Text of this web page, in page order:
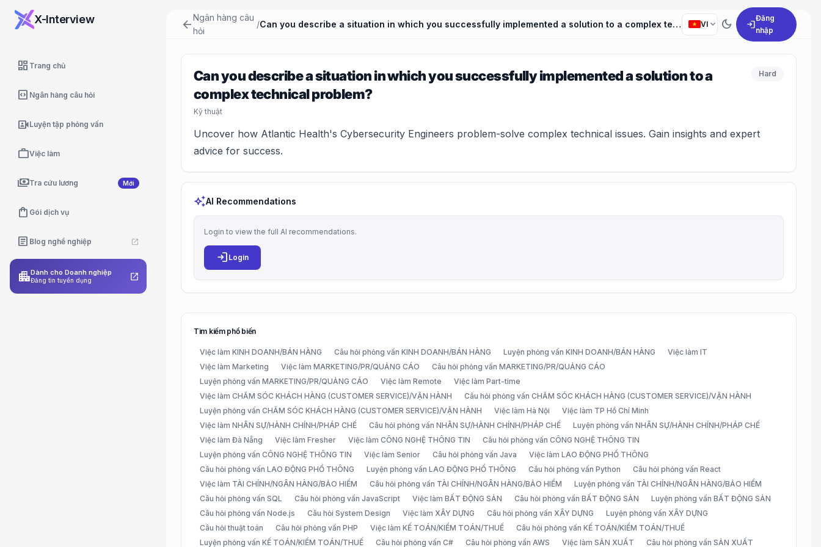
X-Interview
dashboard Trang chủ
code_blocks Ngân hàng câu hỏi
video_camera_frontLuyện tập phỏng vấn
workViệc làm
paymentsTra cứu lương Mới
shopping_bag Gói dịch vụ
article Blog nghề nghiệp open_in_new
apartmentDành cho Doanh nghiệp
Đăng tin tuyển dụng open_in_new
arrow_backNgân hàng câu
hỏi
/ Can you describe a situation in which you successfully implemented a solution to a complex technical problem? VI expand_more dark_mode login
Đăng
nhập
Can you describe a situation in which you successfully implemented a solution to a
complex technical problem?
Kỹ thuật
Hard
Uncover how Atlantic Health's Cybersecurity Engineers problem-solve complex technical issues. Gain insights and expert
advice for success.
auto_awesomeAI Recommendations
Login to view the full AI recommendations.
login Login
Tìm kiếm phổ biến
Việc làm KINH DOANH/BÁN HÀNG Câu hỏi phỏng vấn KINH DOANH/BÁN HÀNG Luyện phỏng vấn KINH DOANH/BÁN HÀNG
Việc làm IT
Việc làm Marketing
Việc làm MARKETING/PR/QUẢNG CÁO
Câu hỏi phỏng vấn MARKETING/PR/QUẢNG CÁO
Luyện phỏng vấn MARKETING/PR/QUẢNG CÁO
Việc làm Remote
Việc làm Part-time
Việc làm CHĂM SÓC KHÁCH HÀNG (CUSTOMER SERVICE)/VẬN HÀNH
Câu hỏi phỏng vấn CHĂM SÓC KHÁCH HÀNG (CUSTOMER SERVICE)/VẬN HÀNH
Luyện phỏng vấn CHĂM SÓC KHÁCH HÀNG (CUSTOMER SERVICE)/VẬN HÀNH
Việc làm Hà Nội
Việc làm TP Hồ Chí Minh
Việc làm NHÂN SỰ/HÀNH CHÍNH/PHÁP CHẾ
Câu hỏi phỏng vấn NHÂN SỰ/HÀNH CHÍNH/PHÁP CHẾ
Luyện phỏng vấn NHÂN SỰ/HÀNH CHÍNH/PHÁP CHẾ
Việc làm Đà Nẵng
Việc làm Fresher Việc làm CÔNG NGHỆ THÔNG TIN
Câu hỏi phỏng vấn CÔNG NGHỆ THÔNG TIN
Luyện phỏng vấn CÔNG NGHỆ THÔNG TIN
Việc làm Senior Câu hỏi phỏng vấn Java
Việc làm LAO ĐỘNG PHỔ THÔNG
Câu hỏi phỏng vấn LAO ĐỘNG PHỔ THÔNG
Luyện phỏng vấn LAO ĐỘNG PHỔ THÔNG Câu hỏi phỏng vấn Python
Câu hỏi phỏng vấn React
Việc làm TÀI CHÍNH/NGÂN HÀNG/BẢO HIỂM
Câu hỏi phỏng vấn TÀI CHÍNH/NGÂN HÀNG/BẢO HIỂM
Luyện phỏng vấn TÀI CHÍNH/NGÂN HÀNG/BẢO HIỂM
Câu hỏi phỏng vấn SQL
Câu hỏi phỏng vấn JavaScript Việc làm BẤT ĐỘNG SẢN Câu hỏi phỏng vấn BẤT ĐỘNG SẢN
Luyện phỏng vấn BẤT ĐỘNG SẢN
Câu hỏi phỏng vấn Node.js
Câu hỏi System Design Việc làm XÂY DỰNG Câu hỏi phỏng vấn XÂY DỰNG
Luyện phỏng vấn XÂY DỰNG
Câu hỏi thuật toán
Câu hỏi phỏng vấn PHP Việc làm KẾ TOÁN/KIỂM TOÁN/THUẾ
Câu hỏi phỏng vấn KẾ TOÁN/KIỂM TOÁN/THUẾ
Luyện phỏng vấn KẾ TOÁN/KIỂM TOÁN/THUẾ
Câu hỏi phỏng vấn C# Câu hỏi phỏng vấn AWS Việc làm SẢN XUẤT Câu hỏi phỏng vấn SẢN XUẤT